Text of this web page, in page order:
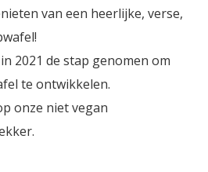
van een heerlijke, verse,
2021 de stap genomen om
te ontwikkelen.
onze niet vegan